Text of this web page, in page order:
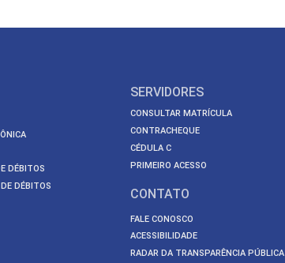
DÉBITOS
DÉBITOS
SERVIDORES
CONSULTAR MATRÍCULA
CONTRACHEQUE
CÉDULA C
PRIMEIRO ACESSO
CONTATO
FALE CONOSCO
ACESSIBILIDADE
RADAR DA TRANSPARÊNCIA PÚBLICA